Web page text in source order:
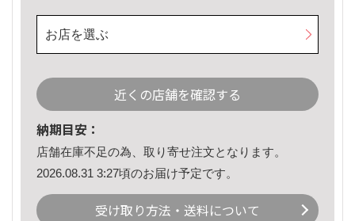
お店を選ぶ
近くの店舗を確認する
納期目安：
店舗在庫不足の為、取り寄せ注文となります。
2026.08.31 3:27頃のお届け予定です。
受け取り方法・送料について